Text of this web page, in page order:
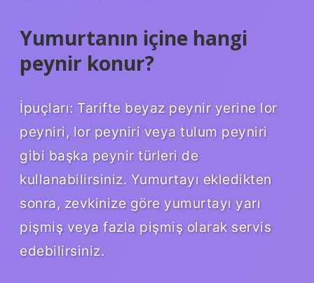
Yumurtanın içine hangi
peynir konur?
İpuçları: Tarifte beyaz peynir yerine lor
peyniri, lor peyniri veya tulum peyniri
gibi başka peynir türleri de
kullanabilirsiniz. Yumurtayı ekledikten
sonra, zevkinize göre yumurtayı yarı
pişmiş veya fazla pişmiş olarak servis
edebilirsiniz.